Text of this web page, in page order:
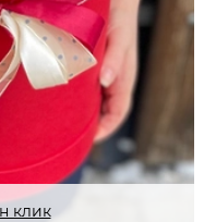
клик